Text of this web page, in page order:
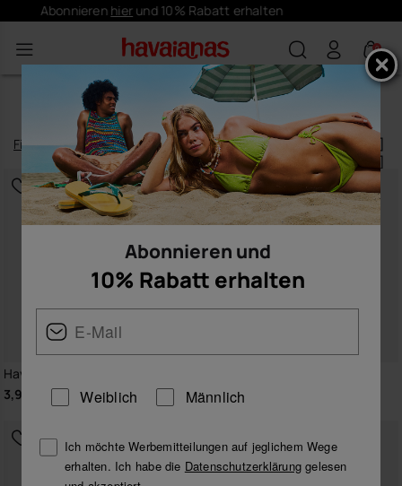
Gratis versand für Deine Bestellungen
0
ACCESSOIRES
137 Produkte|
Filternundsortieren
Havaianas Top Charms Flags
3,90 €
55,00 €
Abonnieren und
10% Rabatt erhalten
Weiblich Männlich
Ich möchte Werbemitteilungen auf jeglichem Wege
erhalten. Ich habe die Datenschutzerklärung gelesen